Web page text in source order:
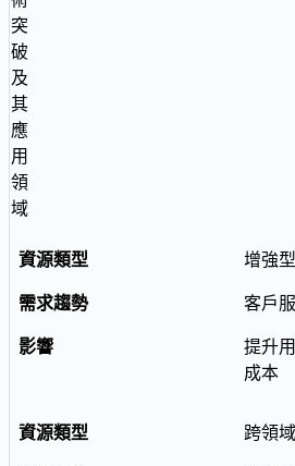
突
破
及
其
應
用
領
域
增強
客戶
提升
成本
跨領